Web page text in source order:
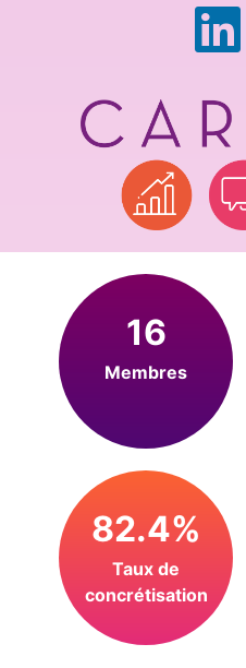
16
Membres
82.4%
Taux de
concrétisation